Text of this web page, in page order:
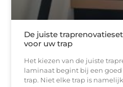
De juiste
voor uw trap
Het kiezen van de juiste
laminaat begint bij een
trap. Niet elke trap is